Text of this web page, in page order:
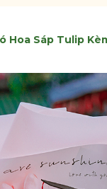
Hoa Sáp Tulip